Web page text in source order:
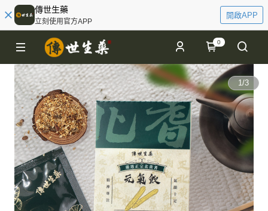
傳世生藥
立刻使用官方APP
開啟APP
0
1/3